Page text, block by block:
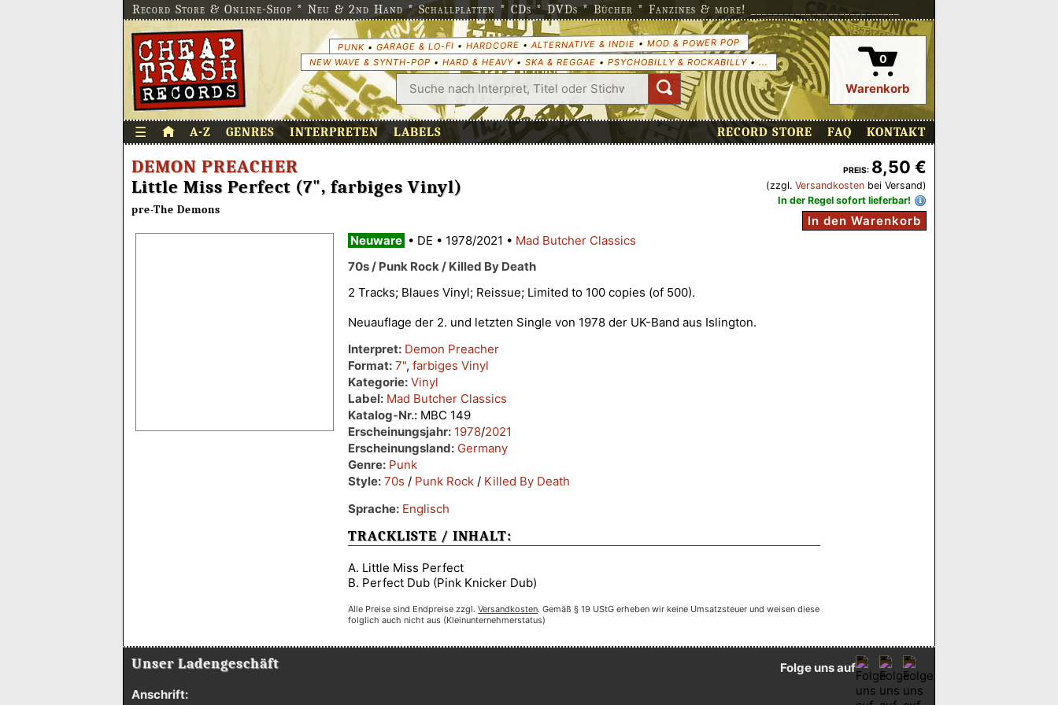
Record Store & Online-Shop * Neu & 2nd Hand * Schallplatten * CDs * DVDs * Bücher * Fanzines & more! ___________________________
PUNK• GARAGE & LO-FI • HARDCORE • ALTERNATIVE & INDIE • MOD & POWER POP
NEW WAVE & SYNTH-POP • HARD & HEAVY• SKA & REGGAE • PSYCHOBILLY & ROCKABILLY• ... 0
Warenkorb
☰ A-Z GENRES INTERPRETEN LABELS RECORD STORE FAQ KONTAKT
PREIS: 8,50 €
(zzgl. Versandkosten bei Versand)
In der Regel sofort lieferbar!
In den Warenkorb
DEMON PREACHER
Little Miss Perfect (7", farbiges Vinyl)
pre-The Demons
Neuware • DE • 1978/2021 • Mad Butcher Classics
70s / Punk Rock / Killed By Death
2 Tracks; Blaues Vinyl; Reissue; Limited to 100 copies (of 500).
Neuauflage der 2. und letzten Single von 1978 der UK-Band aus Islington.
Interpret: Demon Preacher
Format: 7", farbiges Vinyl
Kategorie: Vinyl
Label: Mad Butcher Classics
Katalog-Nr.: MBC 149
Erscheinungsjahr: 1978/2021
Erscheinungsland: Germany
Genre: Punk
Style: 70s / Punk Rock / Killed By Death
Sprache: Englisch
TRACKLISTE / INHALT:
A. Little Miss Perfect
B. Perfect Dub (Pink Knicker Dub)
Alle Preise sind Endpreise zzgl. Versandkosten. Gemäß § 19 UStG erheben wir keine Umsatzsteuer und weisen diese
folglich auch nicht aus (Kleinunternehmerstatus)
Unser Ladengeschäft
Anschrift:
Folge uns auf